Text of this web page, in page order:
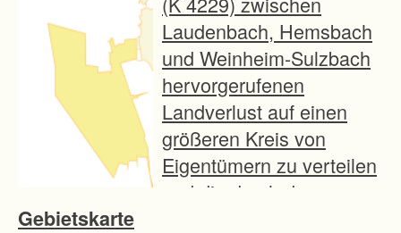
Laudenbach, Hemsbach
und Weinheim-Sulzbach
hervorgerufenen
Landverlust auf einen
größeren Kreis von
Eigentümern zu verteilen
und die durch das
Gebietskarte